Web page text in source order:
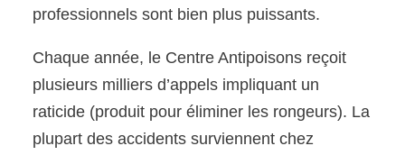
professionnels sont bien plus puissants.
Chaque année, le Centre Antipoisons reçoit
plusieurs milliers d’appels impliquant un
raticide (produit pour éliminer les rongeurs). La
plupart des accidents surviennent chez